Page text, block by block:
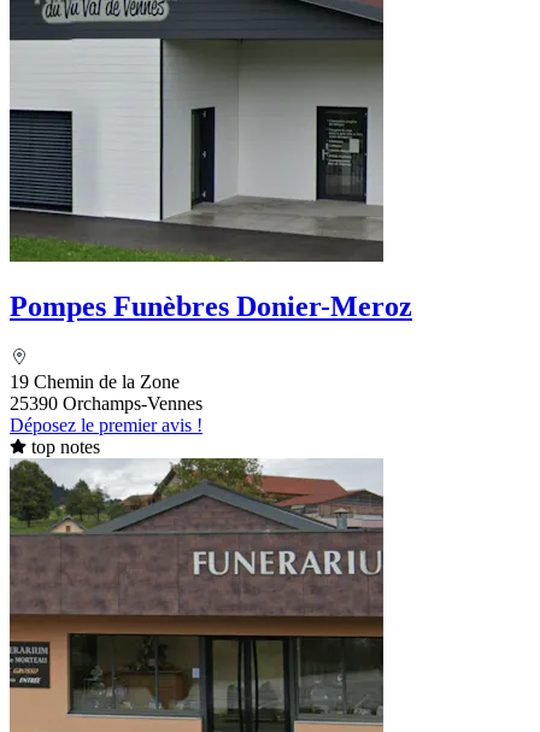
Pompes Funèbres Donier-Meroz
19 Chemin de la Zone
25390 Orchamps-Vennes
Déposez le premier avis !
top notes